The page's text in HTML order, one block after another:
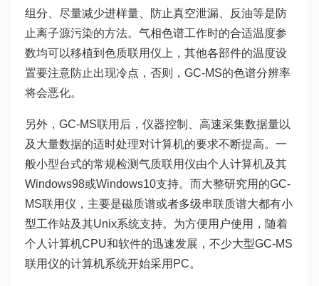
组分、尽量减少进样量、防止真空泄漏、反油等是防
止离子源污染的方法。气相色谱工作时的合适温度参
数均可以移植到色质联用仪上，其他各部件的温度设
置要注意防止出现冷点，否则，GC-MS的色谱分辨率
将会恶化。
另外，GC-MS联用后，仪器控制、高速采集数据量以
及大量数据的适时处理对计算机的要求不断提高。一
般小型台式的常规检测气质联用仪由个人计算机及其
Windows98或Windows10支持。而大整研究用的GC-
MS联用仪，主要是磁质谱或者多级串联质谱大都有小
型工作站及其Unix系统支持。为方便用户使用，随着
个人计算机CPU和软件的迅速发展，不少大型GC-MS
联用仪的计算机系统开始采用PC。